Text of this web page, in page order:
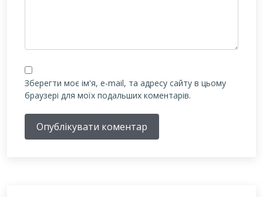
Зберегти моє ім'я, e-mail, та адресу сайту в цьому
браузері для моїх подальших коментарів.
Опублікувати коментар